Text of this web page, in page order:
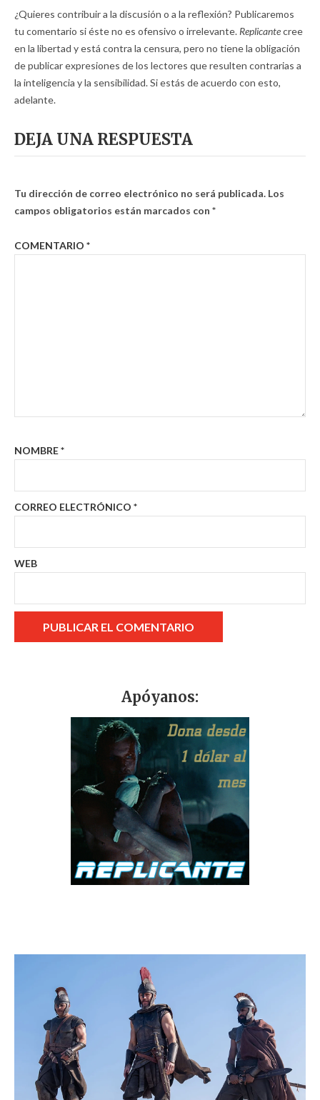
¿Quieres contribuir a la discusión o a la reflexión? Publicaremos
tu comentario si éste no es ofensivo o irrelevante. Replicantecree
en la libertad y está contra la censura, pero no tiene la obligación
de publicar expresiones de los lectores que resulten contrarias a
la inteligencia y la sensibilidad. Si estás de acuerdo con esto,
adelante.
DEJA UNA RESPUESTA
Tu dirección de correo electrónico no será publicada. Los
campos obligatorios están marcados con *
COMENTARIO *
NOMBRE*
CORREO ELECTRÓNICO *
WEB
Apóyanos: